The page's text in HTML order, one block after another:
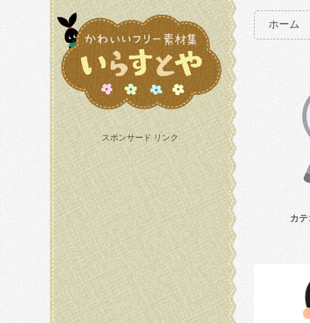
スポンサード リンク
ホーム
カ